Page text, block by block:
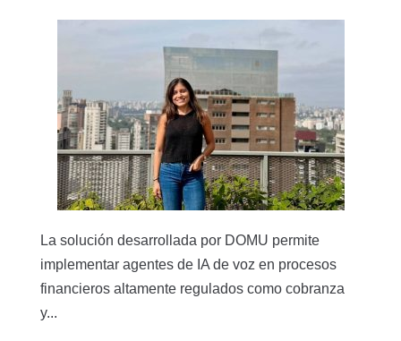
La solución desarrollada por DOMU permite
implementar agentes de IA de voz en procesos
financieros altamente regulados como cobranza
y...